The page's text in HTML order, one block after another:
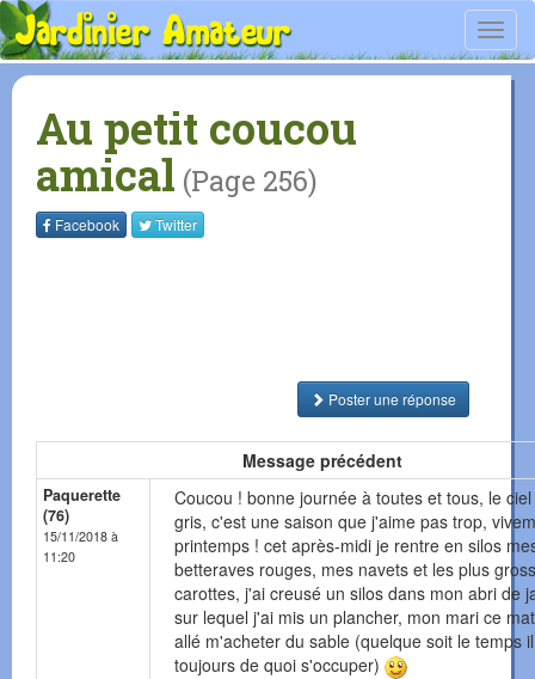
Au petit coucou
amical (Page 256)
Facebook Twitter
Poster une réponse
Message précédent
Paquerette
(76)
15/11/2018 à
11:20
Coucou ! bonne journée à toutes et tous, le
gris, c'est une saison que j'aime pas trop,
printemps ! cet après-midi je rentre en silos
betteraves rouges, mes navets et les plus
carottes, j'ai creusé un silos dans mon abri de
sur lequel j'ai mis un plancher, mon mari ce
allé m'acheter du sable (quelque soit le temps
toujours de quoi s'occuper)